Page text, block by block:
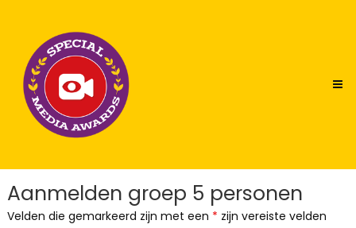
contentMedia
Awards
Aanmelden groep 5 personen
Velden die gemarkeerd zijn met een * zijn vereiste velden